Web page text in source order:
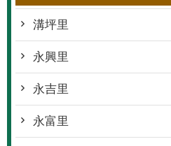
溝坪里
永興里
永吉里
永富里